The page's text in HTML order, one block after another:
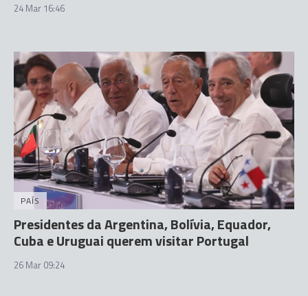
24 Mar 16:46
PAÍS
Presidentes da Argentina, Bolívia, Equador,
Cuba e Uruguai querem visitar Portugal
26 Mar 09:24